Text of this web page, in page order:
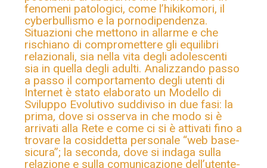
fenomeni patologici, come l’hikikomori, il
cyberbullismo e la pornodipendenza.
Situazioni che mettono in allarme e che
rischiano di compromettere gli equilibri
relazionali, sia nella vita degli adolescenti
sia in quella degli adulti. Analizzando passo
a passo il comportamento degli utenti di
Internet è stato elaborato un Modello di
Sviluppo Evolutivo suddiviso in due fasi: la
prima, dove si osserva in che modo si è
arrivati alla Rete e come ci si è attivati fino a
trovare la cosiddetta personale “web base-
sicura”; la seconda, dove si indaga sulla
relazione e sulla comunicazione dell’utente-